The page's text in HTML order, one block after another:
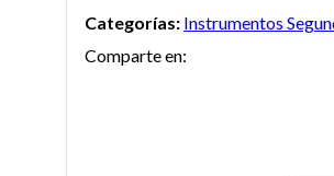
Categorías: Instrumentos
Comparte en: